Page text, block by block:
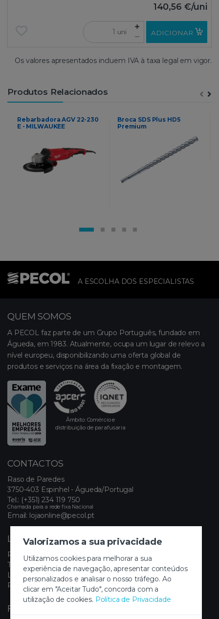
Valorizamos a sua privacidade
Utilizamos cookies para melhorar a sua
experiência de navegação, apresentar conteúdos
personalizados e analisar o nosso tráfego. Ao
clicar em "Aceitar Tudo", concorda com a
utilização de cookies. Política de Privacidade
140,56 €/uni
uni ADICIONAR
Os valores apresentados incluem IVA à taxa legal em vigor.
Produtos Relacionados
Rebarbadora AGV 22-230
E - MILWAUKEE
Broca SDS Plus HD5
Premium
A ESCOLHA DOS ESPECIALISTAS
QUEM SOMOS
A PECOL faz parte de um Grupo Português, fundado em
Águeda, em 1983. Atualmente, ocupa um lugar de relevo a
nível europeu, disponibilizando uma oferta global de
produtos e serviços na área da fixação e montagem.
Âmbito: Comércio e
distribuição de parafusaria
CONTACTOS
Raso de Paredes
3750-403 Espinhel - Águeda/Portugal
Tel.: (+351) 234 119 750
Chamada para a rede fixa Nacional
Email: lojaonline@pecol.pt
LINKS ÚTEIS
Política de Privacidade
Termos e Condições
Livro de Reclamações Eletrónico
Painel de Cookies
FIQUE A PAR DAS NOVIDADES